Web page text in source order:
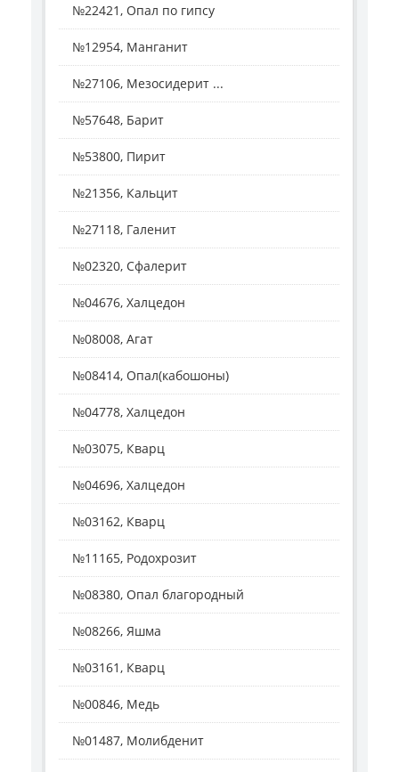
№22421, Опал по гипсу
№12954, Манганит
№27106, Мезосидерит ...
№57648, Барит
№53800, Пирит
№21356, Кальцит
№27118, Галенит
№02320, Сфалерит
№04676, Халцедон
№08008, Агат
№08414, Опал(кабошоны)
№04778, Халцедон
№03075, Кварц
№04696, Халцедон
№03162, Кварц
№11165, Родохрозит
№08380, Опал благородный
№08266, Яшма
№03161, Кварц
№00846, Медь
№01487, Молибденит